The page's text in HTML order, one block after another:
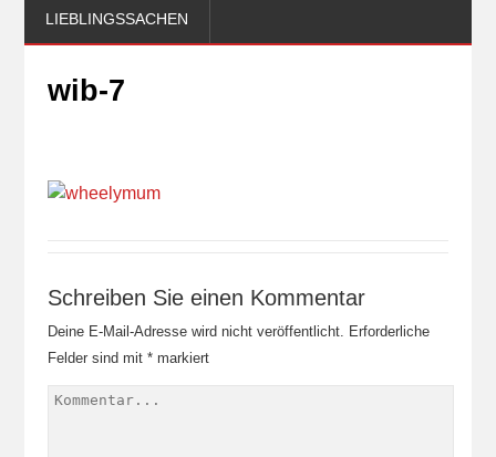
LIEBLINGSSACHEN
wib-7
Schreiben Sie einen Kommentar
Deine E-Mail-Adresse wird nicht veröffentlicht. Erforderliche
Felder sind mit *markiert